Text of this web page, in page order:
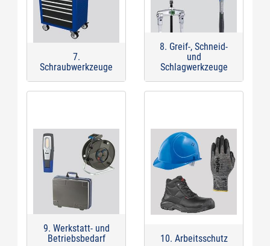
7.
Schraubwerkzeuge
8. Greif-, Schneid-
und
Schlagwerkzeuge
9. Werkstatt- und
Betriebsbedarf
10. Arbeitsschutz